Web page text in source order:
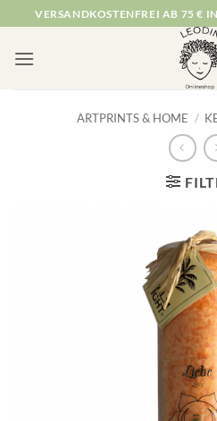
Inhalt
springen
VERSANDKOSTENFREI AB 75 €
ARTPRINTS & HOME /